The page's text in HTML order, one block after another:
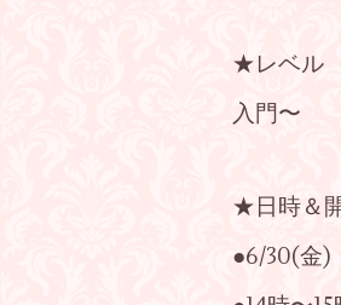
★レベル
入門〜
★日時＆
●6/30(金)